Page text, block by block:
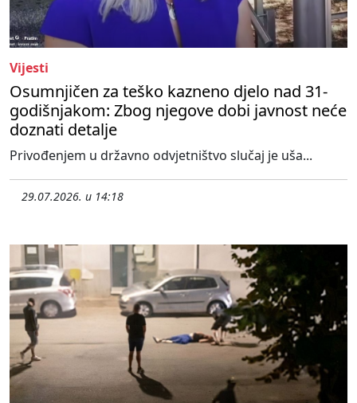
Vijesti
Osumnjičen za teško kazneno djelo nad 31-
godišnjakom: Zbog njegove dobi javnost neće
doznati detalje
Privođenjem u državno odvjetništvo slučaj je uša...
29.07.2026. u 14:18